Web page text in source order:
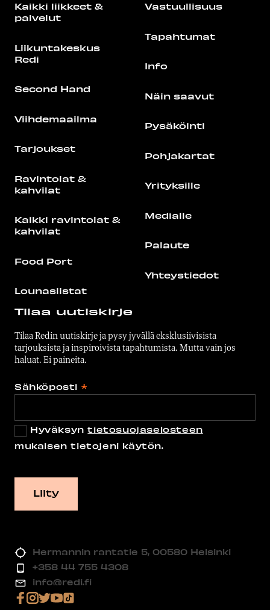
Kaikki liikkeet &
palvelut
Liikuntakeskus
Redi
Second Hand
Viihdemaailma
Tarjoukset
Ravintolat &
kahvilat
Kaikki ravintolat &
kahvilat
Food Port
Lounaslistat
Vastuullisuus
Tapahtumat
Info
Näin saavut
Pysäköinti
Pohjakartat
Yrityksille
Medialle
Palaute
Yhteystiedot
Tilaa uutiskirje
Tilaa Redin uutiskirje ja pysy jyvällä eksklusiivisista
tarjouksista ja inspiroivista tapahtumista. Mutta vain jos
haluat. Ei paineita.
Sähköposti *
Hyväksyntietosuojaselosteen
mukaisen tietojeni käytön.
Hermannin rantatie 5, 00580 Helsinki
+358 44 755 4308
info@redi.fi